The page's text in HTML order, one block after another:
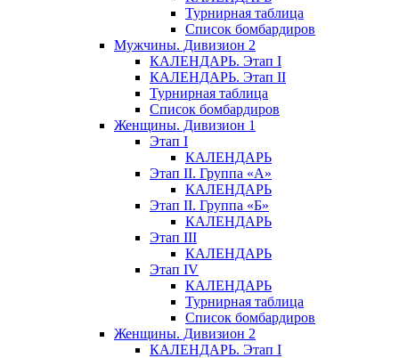
Турнирная таблица
Список бомбардиров
Мужчины. Дивизион 2
КАЛЕНДАРЬ. Этап I
КАЛЕНДАРЬ. Этап II
Турнирная таблица
Список бомбардиров
Женщины. Дивизион 1
Этап I
КАЛЕНДАРЬ
Этап II. Группа «А»
КАЛЕНДАРЬ
Этап II. Группа «Б»
КАЛЕНДАРЬ
Этап III
КАЛЕНДАРЬ
Этап IV
КАЛЕНДАРЬ
Турнирная таблица
Список бомбардиров
Женщины. Дивизион 2
КАЛЕНДАРЬ. Этап I